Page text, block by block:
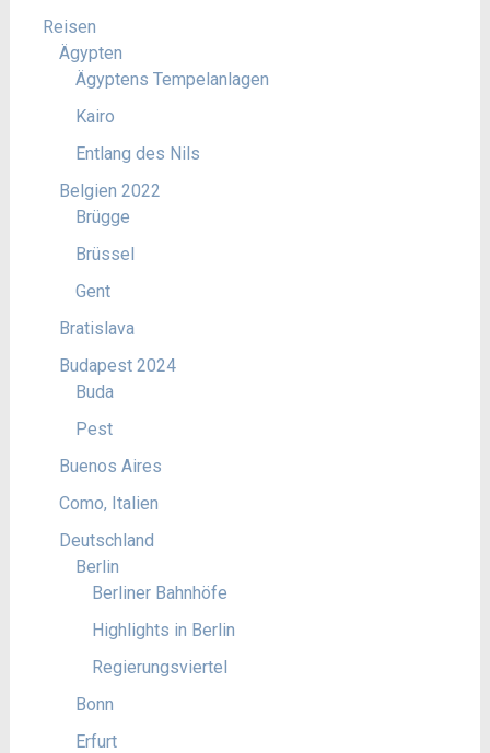
Reisen
Ägypten
Ägyptens Tempelanlagen
Kairo
Entlang des Nils
Belgien 2022
Brügge
Brüssel
Gent
Bratislava
Budapest 2024
Buda
Pest
Buenos Aires
Como, Italien
Deutschland
Berlin
Berliner Bahnhöfe
Highlights in Berlin
Regierungsviertel
Bonn
Erfurt